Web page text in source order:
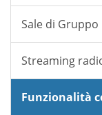
Sale di Gruppo
Streaming
Funzionalità